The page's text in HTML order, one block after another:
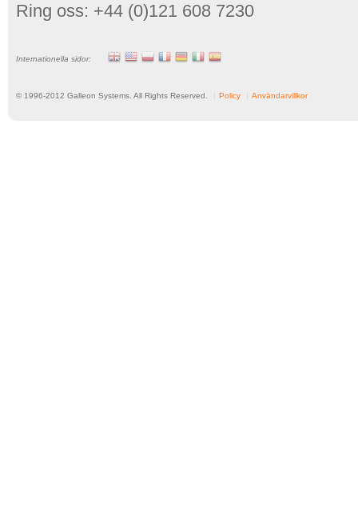
Ring oss: +44 (0)121 608 7230
Internationella sidor:
© 1996-2012 Galleon Systems. All Rights Reserved. Policy Användarvillkor